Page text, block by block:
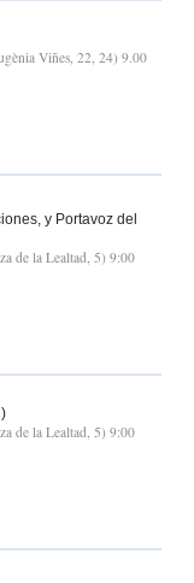
Viñes, 22, 24) 9.00
y Portavoz del
de la Lealtad, 5) 9:00
de la Lealtad, 5) 9:00